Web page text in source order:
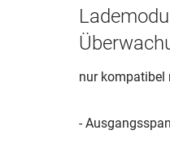
nur kompatibel
-